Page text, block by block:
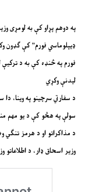
په دوهم پړاو کې به لومړی
ډیپلوماسي فورم” کې ګډون
فورم په څنډه کې به د ترکیې
لیدنې وکړي
د سفارتي سرچینو په وینا،
سولې په هڅو کې د یو مهم
د مذاکراتو او د هرمز
وزیر اسحاق ډار، د اطلاعاتو